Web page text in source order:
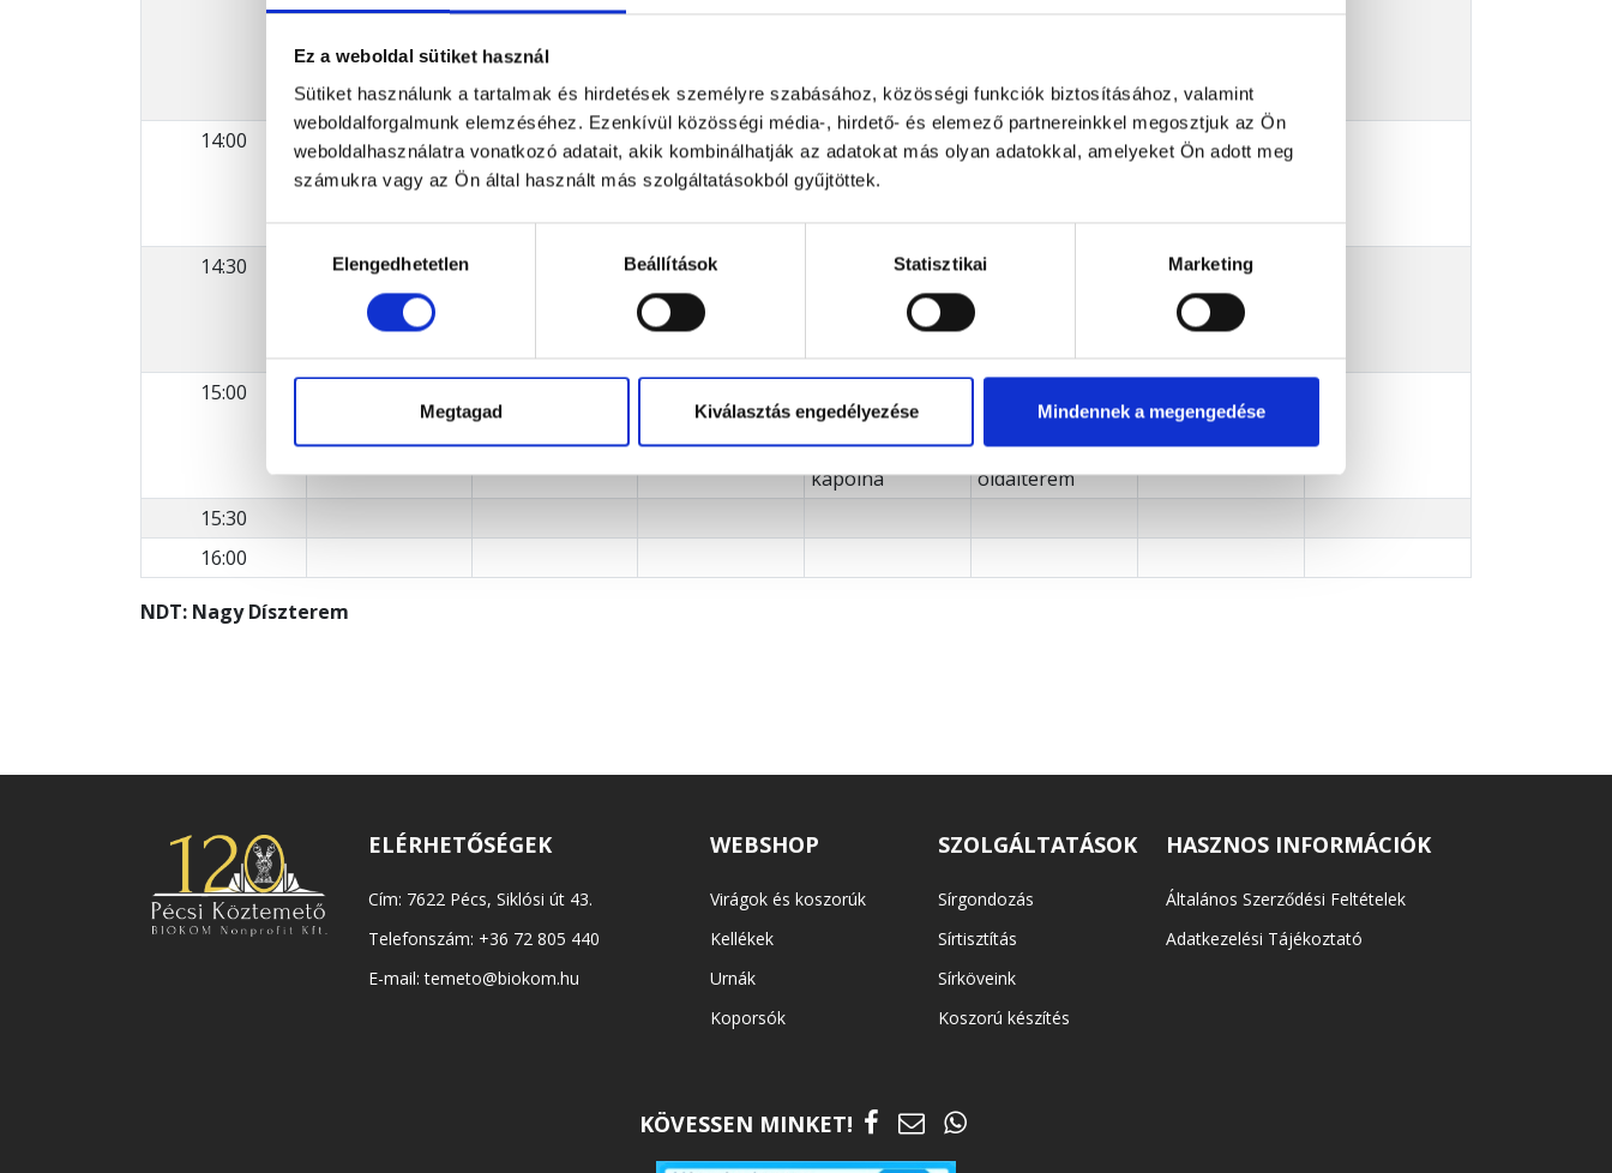
Ez a weboldal sütiket használ
Sütiket használunk a tartalmak és hirdetések személyre szabásához, közösségi funkciók biztosításához, valamint
weboldalforgalmunk elemzéséhez. Ezenkívül közösségi média-, hirdető- és elemező partnereinkkel megosztjuk az Ön
weboldalhasználatra vonatkozó adatait, akik kombinálhatják az adatokat más olyan adatokkal, amelyeket Ön adott meg
számukra vagy az Ön által használt más szolgáltatásokból gyűjtöttek.
kiválasztásaElengedhetetlen Beállítások Statisztikai Marketing
Megtagad Kiválasztás engedélyezése Mindennek a megengedése
oldalterem
oldalterem
szórókút
14:00
Frankó
Ferencné
oldalterem
Szalai Jánosné
93 éves
oldalterem
Dancsó Jánosné
74 éves
NDT
Hummel
.
14:30
Mészáros
oldalterem
Villiné Kovács
NDT
15:00
62 éves
.
69 éves
urnacsarnok
Péterné
81 éves
kápolna
86 éves
oldalterem
15:30
16:00
NDT: Nagy Díszterem
ELÉRHETŐSÉGEK
Cím: 7622 Pécs, Siklósi út 43.
Telefonszám: +36 72 805 440
E-mail:temeto@biokom.hu
WEBSHOP
Virágok és koszorúk
Kellékek
Urnák
Koporsók
SZOLGÁLTATÁSOK
Sírgondozás
Sírtisztítás
Sírköveink
Koszorú készítés
HASZNOS INFORMÁCIÓK
Általános Szerződési Feltételek
Adatkezelési Tájékoztató
KÖVESSEN MINKET!